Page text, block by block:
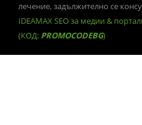
лечение, задължително се
IDEAMAX SEO за медии &
(КОД: PROMOCODEBG)